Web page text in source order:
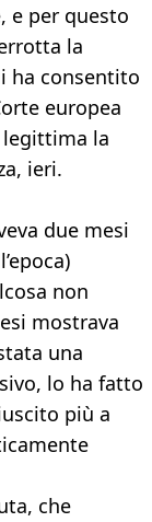
e per questo
la
ha consentito
europea
la
ieri.
due mesi
non
mostrava
una
lo ha fatto
più a
che